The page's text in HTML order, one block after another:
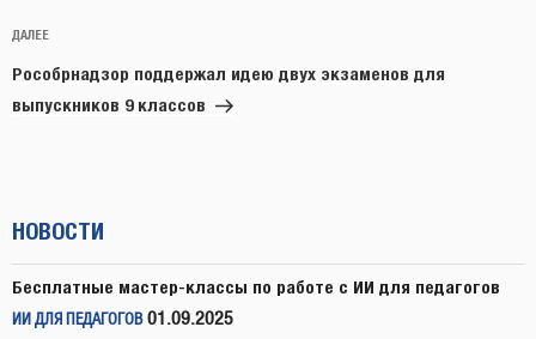
Следующая
запись
ДАЛЕЕ
Рособрнадзор поддержал идею двух экзаменов для
выпускников 9 классов
НОВОСТИ
Бесплатные мастер-классы по работе с ИИ для педагогов
ИИ ДЛЯ ПЕДАГОГОВ 01.09.2025